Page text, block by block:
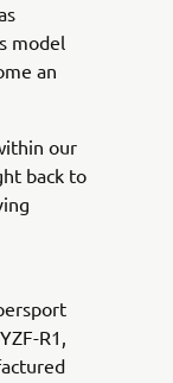
model
an
our
back to
R1,